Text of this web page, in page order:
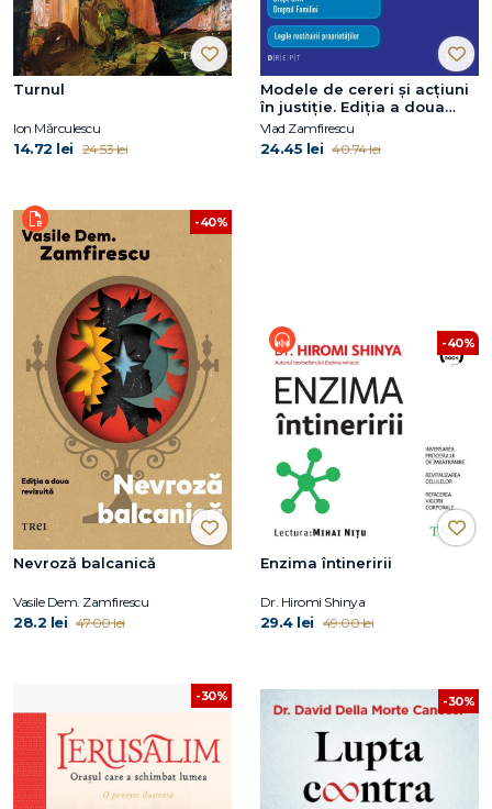
Turnul
Ion Mărculescu
14.72 lei 24.53 lei
Modele de cereri şi acţiuni
în justiţie. Ediţia a doua
revăzută şi adăugită
Vlad Zamfirescu
24.45 lei 40.74 lei
-40%
Nevroză balcanică
Vasile Dem. Zamfirescu
28.2 lei 47.00 lei
-40%
Enzima întineririi
Dr. Hiromi Shinya
29.4 lei 49.00 lei
-30% -30%